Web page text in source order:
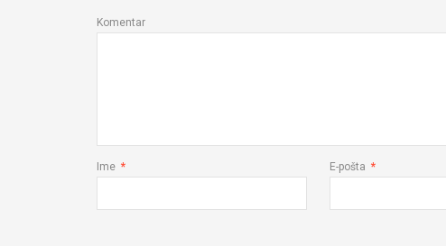
Komentar
Ime * E-pošta *